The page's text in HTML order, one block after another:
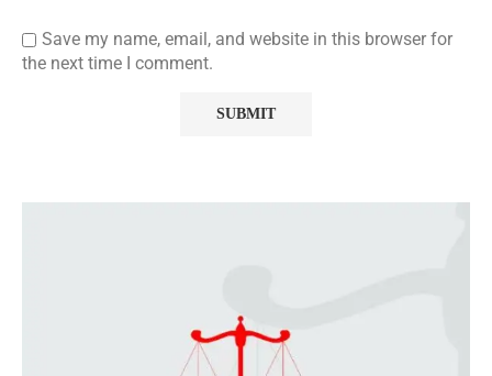
Save my name, email, and website in this browser for
the next time I comment.